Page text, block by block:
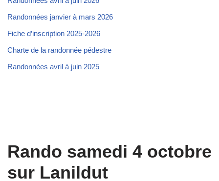
Randonnées janvier à mars 2026
Fiche d’inscription 2025-2026
Charte de la randonnée pédestre
Randonnées avril à juin 2025
Rando samedi 4 octobre
sur Lanildut